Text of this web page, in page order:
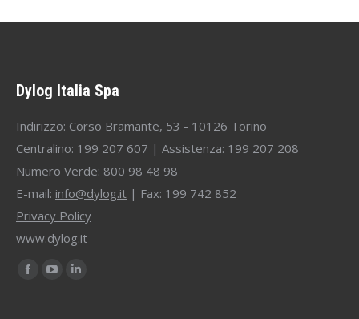
Dylog Italia Spa
Indirizzo: Corso Bramante, 53 - 10126 Torino
Centralino: 199 207 607 | Assistenza: 199 207 208
Numero Verde: 800 98 48 98
E-mail: info@dylog.it | Fax: 199 742 852
Privacy Policy
www.dylog.it
Find us on:
Facebook
YouTubeLinkedin